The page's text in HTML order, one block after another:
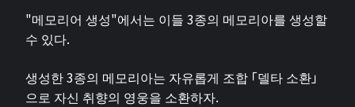
"메모리어 생성"에서는 이들 3종의 메모리아를 생성할
수 있다.
생성한 3종의 메모리아는 자유롭게 조합 「델타 소환」
으로 자신 취향의 영웅을 소환하자.